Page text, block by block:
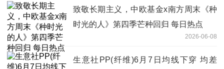
致敬长期主义，中欧基金x南方周末《种
时光的人》第四季芒种回归 每日热点
2026-06-08
生意社PP(纤维)6月7日均线下穿 均差